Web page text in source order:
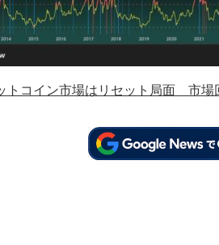
トコイン市場はリセット局面 市場